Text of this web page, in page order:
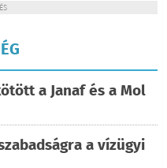
a Janaf és a Mol
a vízügyi